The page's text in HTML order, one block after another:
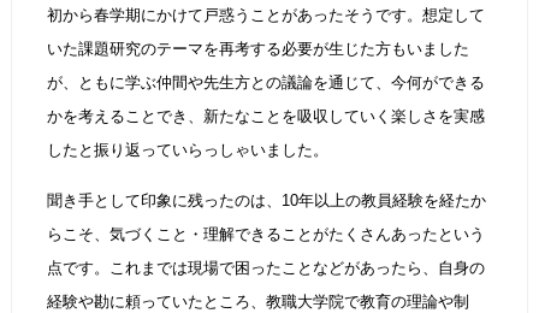
初から春学期にかけて戸惑うことがあったそうです。想定して
いた課題研究のテーマを再考する必要が生じた方もいました
が、ともに学ぶ仲間や先生方との議論を通じて、今何ができる
かを考えることでき、新たなことを吸収していく楽しさを実感
したと振り返っていらっしゃいました。
聞き手として印象に残ったのは、10年以上の教員経験を経たか
らこそ、気づくこと・理解できることがたくさんあったという
点です。これまでは現場で困ったことなどがあったら、自身の
経験や勘に頼っていたところ、教職大学院で教育の理論や制